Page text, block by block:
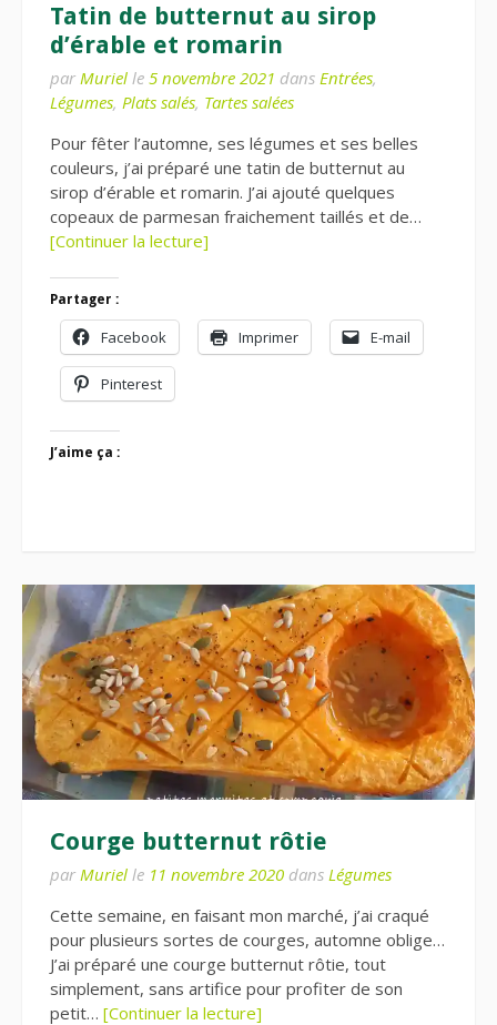
Tatin de butternut au sirop
d’érable et romarin
par Muriel le 5 novembre 2021 dans Entrées,
Légumes, Plats salés, Tartes salées
Pour fêter l’automne, ses légumes et ses belles
couleurs, j’ai préparé une tatin de butternut au
sirop d’érable et romarin. J’ai ajouté quelques
copeaux de parmesan fraichement taillés et de…
[Continuer la lecture]
Partager :
Facebook Imprimer E-mail
Pinterest
J’aime ça :
Courge butternut rôtie
par Muriel le 11 novembre 2020 dans Légumes
Cette semaine, en faisant mon marché, j’ai craqué
pour plusieurs sortes de courges, automne oblige…
J’ai préparé une courge butternut rôtie, tout
simplement, sans artifice pour profiter de son
petit… [Continuer la lecture]